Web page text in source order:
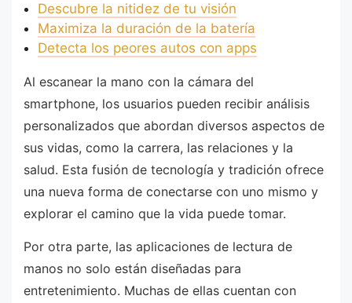
Descubre la nitidez de tu visión
Maximiza la duración de la batería
Detecta los peores autos con apps
Al escanear la mano con la cámara del
smartphone, los usuarios pueden recibir análisis
personalizados que abordan diversos aspectos de
sus vidas, como la carrera, las relaciones y la
salud. Esta fusión de tecnología y tradición ofrece
una nueva forma de conectarse con uno mismo y
explorar el camino que la vida puede tomar.
Por otra parte, las aplicaciones de lectura de
manos no solo están diseñadas para
entretenimiento. Muchas de ellas cuentan con